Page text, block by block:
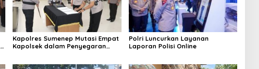
Kapolres Sumenep Mutasi Empat
Kapolsek dalam Penyegaran
Polri Luncurkan Layanan
Laporan Polisi Online